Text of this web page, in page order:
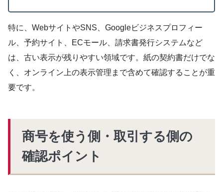
特に、WebサイトやSNS、Googleビジネスプロフィー
ル、予約サイト、ECモール、請求書発行システムなど
は、古い表示が残りやすい領域です。紙の契約書だけでな
く、オンライン上の表示管理まで含めて確認することが重
要です。
商号を使う側・取引する側の
確認ポイント